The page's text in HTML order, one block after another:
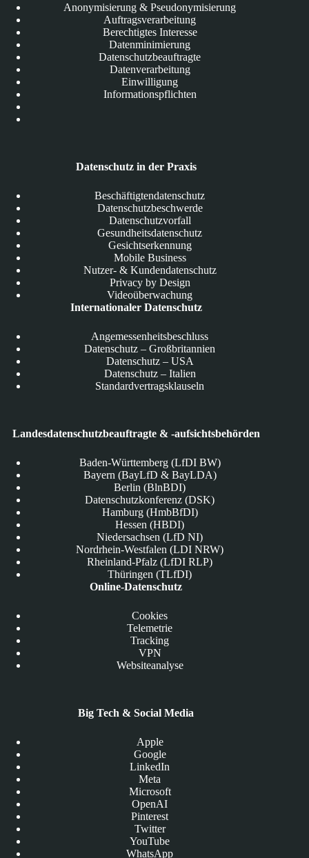
Anonymisierung & Pseudonymisierung
Auftragsverarbeitung
Berechtigtes Interesse
Datenminimierung
Datenschutzbeauftragte
Datenverarbeitung
Einwilligung
Informationspflichten
Datenschutz in der Praxis
Beschäftigtendatenschutz
Datenschutzbeschwerde
Datenschutzvorfall
Gesundheitsdatenschutz
Gesichtserkennung
Mobile Business
Nutzer- & Kundendatenschutz
Privacy by Design
Videoüberwachung
Internationaler Datenschutz
Angemessenheitsbeschluss
Datenschutz – Großbritannien
Datenschutz – USA
Datenschutz – Italien
Standardvertragsklauseln
Landesdatenschutzbeauftragte & -aufsichtsbehörden
Baden-Württemberg (LfDI BW)
Bayern (BayLfD & BayLDA)
Berlin (BlnBDI)
Datenschutzkonferenz (DSK)
Hamburg (HmbBfDI)
Hessen (HBDI)
Niedersachsen (LfD NI)
Nordrhein-Westfalen (LDI NRW)
Rheinland-Pfalz (LfDI RLP)
Thüringen (TLfDI)
Online-Datenschutz
Cookies
Telemetrie
Tracking
VPN
Websiteanalyse
Big Tech & Social Media
Apple
Google
LinkedIn
Meta
Microsoft
OpenAI
Pinterest
Twitter
YouTube
WhatsApp